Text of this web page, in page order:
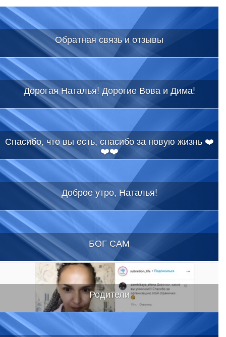
Обратная связь и отзывы
Дорогая Наталья! Дорогие Вова и Дима!
Спасибо, что вы есть, спасибо за новую жизнь ❤️
❤️❤️
Доброе утро, Наталья!
БОГ САМ
Родители